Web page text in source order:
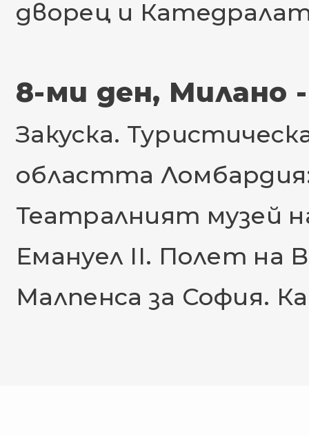
дворец и
8-ми ден, Милано
Закуска.
областта
Театралният музей
Емануел II. Полет на
Малпенса за София.